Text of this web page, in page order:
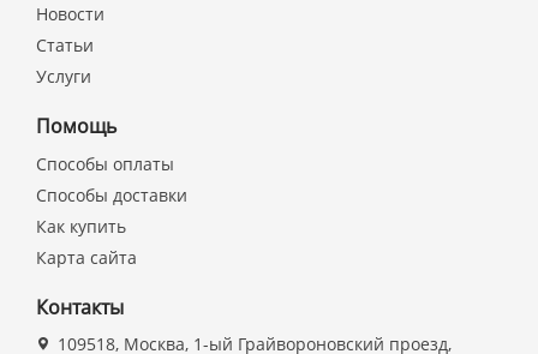
Новости
Статьи
Услуги
Помощь
Способы оплаты
Способы доставки
Как купить
Карта сайта
Контакты
109518, Москва, 1-ый Грайвороновский проезд,